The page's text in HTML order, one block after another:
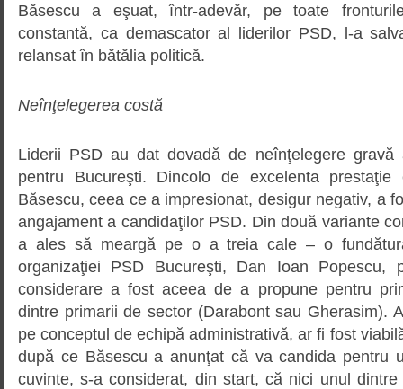
Băsescu a eşuat, într-adevăr, pe toate
constantă, ca demascator al liderilor PSD, l-a
relansat în bătălia politică.
Neînţelegerea costă
Liderii PSD au dat dovadă de neînţelegere
pentru Bucureşti. Dincolo de excelenta
Băsescu, ceea ce a impresionat, desigur negativ, a
angajament a candidaţilor PSD. Din două variante
a ales să meargă pe o a treia cale – o
organizaţiei PSD Bucureşti, Dan Ioan Popescu,
considerare a fost aceea de a propune pentru
dintre primarii de sector (Darabont sau Gherasim).
pe conceptul de echipă administrativă, ar fi fost
după ce Băsescu a anunţat că va candida pentru
cuvinte, s-a considerat, din start, că nici unul